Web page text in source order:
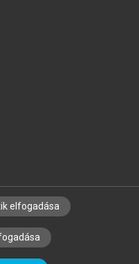
KÖNYVTÁROSOKNAK
ALAPELVEK
elfogadása